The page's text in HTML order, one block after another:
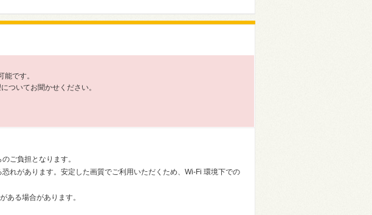
です。
ついてお聞かせください。
ご負担となります。
れがあります。安定した画質でご利用いただくため、Wi-Fi 環境下での
ある場合があります。